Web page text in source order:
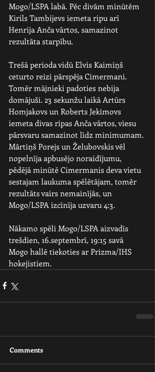
Mogo/LSPA labā. Pēc divām minūtēm
Kirils Tambijevs iemeta ripu arī
Henrija Anča vārtos, samazinot
rezultāta starpību.
Trešā perioda vidū Elvis Kaimiņš
ceturto reizi pārspēja Cimermani.
Tomēr mājnieki padoties nebija
domājuši. 23 sekunžu laikā Artūrs
Homjakovs un Roberts Jekimovs
iemeta divas ripas Anča vārtos, viesu
pārsvaru samazinot līdz minimumam.
Mārtiņš Porejs un Želubovskis vēl
nopelnīja apbusējo noraidījumu,
pēdējā minūtē Cimermanis deva vietu
sestajam laukuma spēlētājam, tomēr
rezultāts vairs nemainījās, un
Mogo/LSPA izcīnīja uzvaru 4:3.
Nākamo spēli Mogo/LSPA aizvadīs
trešdien, 16.septembrī, 19:15 savā
Mogo hallē tiekoties ar Prizma/IHS
hokejistiem.
Comments